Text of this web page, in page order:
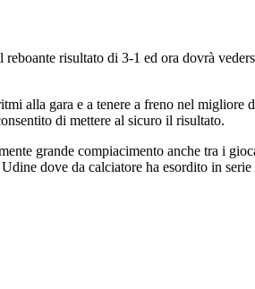
risultato di 3-1 ed ora dovrà
alla gara e a tenere a freno nel
di mettere al sicuro il risultato.
grande compiacimento anche tra i
dove da calciatore ha esordito in serie